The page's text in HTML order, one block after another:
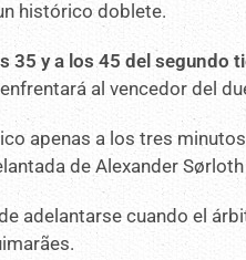
histórico doblete.
35 y a los 45 del segundo
al vencedor del
apenas a los tres
de Alexander
adelantarse cuando el